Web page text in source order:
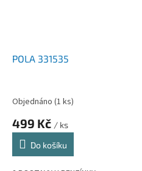
POLA 331535
Objednáno (1 ks)
499 Kč / ks
Do košíku